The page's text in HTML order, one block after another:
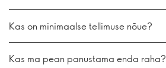
Kas on minimaalse tellimuse nõue?
Kas ma pean panustama enda raha?